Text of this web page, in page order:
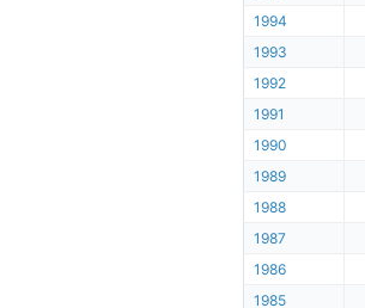
1994
1993
1992
1991
1990
1989
1988
1987
1986
1985